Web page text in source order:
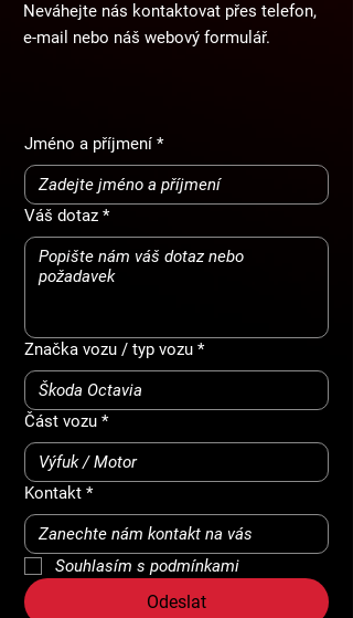
Neváhejte nás kontaktovat přes telefon,
e-mail nebo náš webový formulář.
Jméno a příjmení *
Váš dotaz *
Značka vozu / typ vozu *
Část vozu *
Kontakt *
Souhlasím s podmínkami
Odeslat